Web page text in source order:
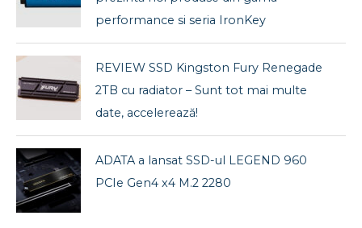
performance si seria IronKey
REVIEW SSD Kingston Fury Renegade
2TB cu radiator – Sunt tot mai multe
date, accelerează!
ADATA a lansat SSD-ul LEGEND 960
PCIe Gen4 x4 M.2 2280